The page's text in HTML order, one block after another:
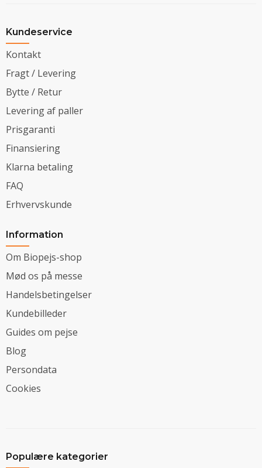
Kundeservice
Kontakt
Fragt / Levering
Bytte / Retur
Levering af paller
Prisgaranti
Finansiering
Klarna betaling
FAQ
Erhvervskunde
Information
Om Biopejs-shop
Mød os på messe
Handelsbetingelser
Kundebilleder
Guides om pejse
Blog
Persondata
Cookies
Populære kategorier